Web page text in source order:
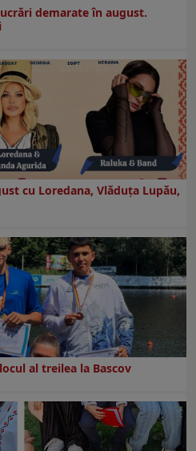
demarate în august.
cu Loredana, Vlăduța Lupău,
al treilea la Bascov